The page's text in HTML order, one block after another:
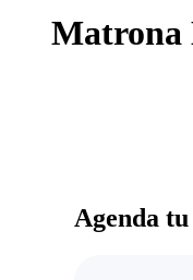
Matrona
Agenda